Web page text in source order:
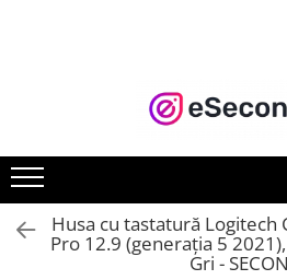
Accesorii Auto
Anvelope & Jante
Covorase auto
Echipamente pentru Atelier
Husa cu tastatură Logitech
Pro 12.9 (generația 5
Gri -